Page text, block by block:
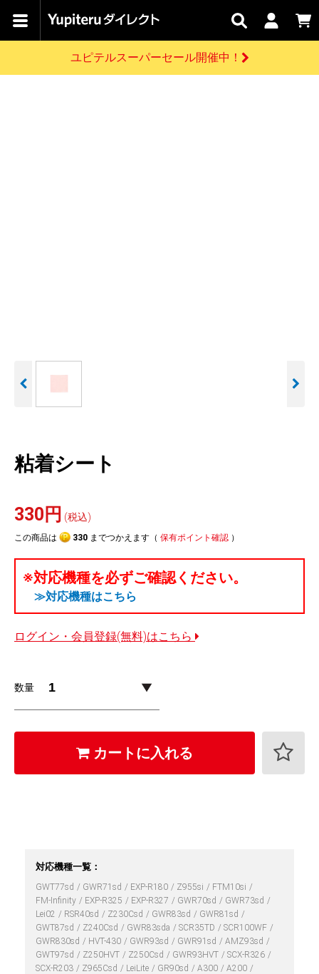
カテゴリで
キャン
ペーン
関連
サービス
お問い
合わせ
はじめての
アウトレット
駐車監視セット
開催中のキャンペーン
お買い物ガイド
ログインする
ユピテルスーパーセール開催中！
対応機種一覧：
GWT77sd GWR71sd EXP-R180 Z955si
FTM10si
FM-Infinity
EXP-R325 EXP-R327 GWR70sd
GWR73sd
Lei02
RSR40sd Z230Csd GWR83sd
GWR81sd
GWT87sd
Z240Csd GWR83sda SCR35TD
SCR100WF
GWR830sd
HVT-430 GWR93sd GWR91sd
AMZ93sd
GWT97sd
Z250HVT Z250Csd GWR93HVT
SCX-R326
SCX-R203
Z965Csd LeiLite GR90sd A300
A200
粘着シート
330円 (税込)
この商品は 330 までつかえます（ 保有ポイント確認 ）
※対応機種を必ずご確認ください。
≫対応機種はこちら
ログイン・会員登録(無料)はこちら
数量
カートに入れる